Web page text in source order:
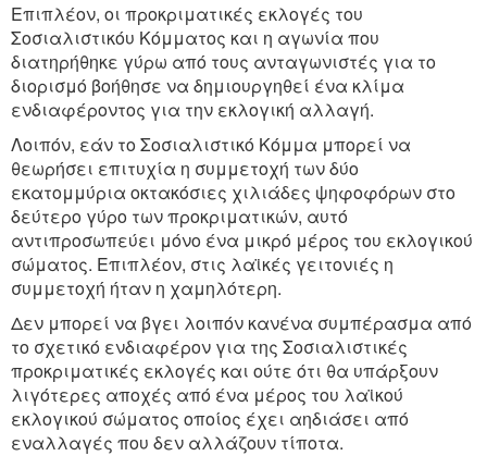
Επιπλέον, οι προκριματικές εκλογές του
Σοσιαλιστικόυ Κόμματος και η αγωνία που
διατηρήθηκε γύρω από τους ανταγωνιστές για το
διορισμό βοήθησε να δημιουργηθεί ένα κλίμα
ενδιαφέροντος για την εκλογική αλλαγή.
Λοιπόν, εάν το Σοσιαλιστικό Κόμμα μπορεί να
θεωρήσει επιτυχία η συμμετοχή των δύο
εκατομμύρια οκτακόσιες χιλιάδες ψηφοφόρων στο
δεύτερο γύρο των προκριματικών, αυτό
αντιπροσωπεύει μόνο ένα μικρό μέρος του εκλογικού
σώματος. Επιπλέον, στις λαϊκές γειτονιές η
συμμετοχή ήταν η χαμηλότερη.
Δεν μπορεί να βγει λοιπόν κανένα συμπέρασμα από
το σχετικό ενδιαφέρον για της Σοσιαλιστικές
προκριματικές εκλογές και ούτε ότι θα υπάρξουν
λιγότερες αποχές από ένα μέρος του λαϊκού
εκλογικού σώματος οποίος έχει αηδιάσει από
εναλλαγές που δεν αλλάζουν τίποτα.